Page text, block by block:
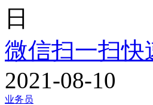
日
微信扫一扫快
2021-08-10
业务员